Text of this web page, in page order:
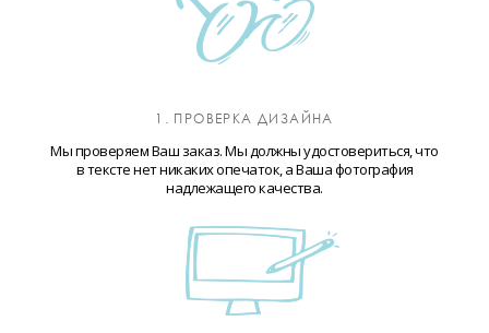
1. ПРОВЕРКА ДИЗАЙНА
Мы проверяем Ваш заказ. Мы должны удостовериться, что
в тексте нет никаких опечаток, а Ваша фотография
надлежащего качества.